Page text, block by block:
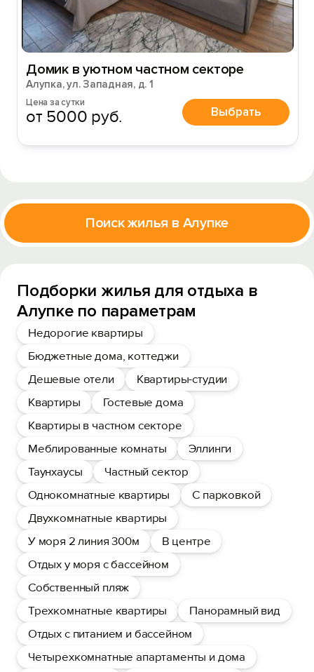
Домик в уютном частном секторе
Алупка, ул. Западная, д. 1
Цена за сутки
от 5000 руб. Выбрать
Поиск жилья в Алупке
Подборки жилья для отдыха в
Алупке по параметрам
Недорогие квартиры
Бюджетные дома, коттеджи
Дешевые отели
Квартиры-студии
Квартиры
Гостевые дома
Квартиры в частном секторе
Меблированные комнаты
Эллинги
Таунхаусы
Частный сектор
Однокомнатные квартиры
С парковкой
Двухкомнатные квартиры
У моря 2 линия 300м
В центре
Отдых у моря с бассейном
Собственный пляж
Трехкомнатные квартиры
Панорамный вид
Отдых с питанием и бассейном
Четырехкомнатные апартаменты и дома